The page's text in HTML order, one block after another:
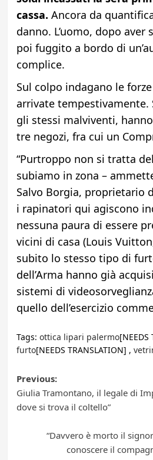
cassa. Ancora da
danno. L’uomo, dopo aver
poi fuggito a bordo di
complice.
Sul colpo indagano le forze
arrivate tempestivamente.
gli stessi malviventi,
tre negozi, fra cui un
“Purtroppo non si tratta
subiamo in zona –
Salvo Borgia, proprietario
i rapinatori qui agiscono
nessuna paura di essere
vicini di casa (Louis
subito lo stesso tipo di
dell’Arma hanno già
sistemi di
quello dell’esercizio
Tags: ottica lipari palermo[NEEDS
furto[NEEDS TRANSLATION] ,
Post
navigation
Previous:
Giulia Tramontano, il legale di
dove si trova il coltello”
“Davvero è morto il
conoscere il